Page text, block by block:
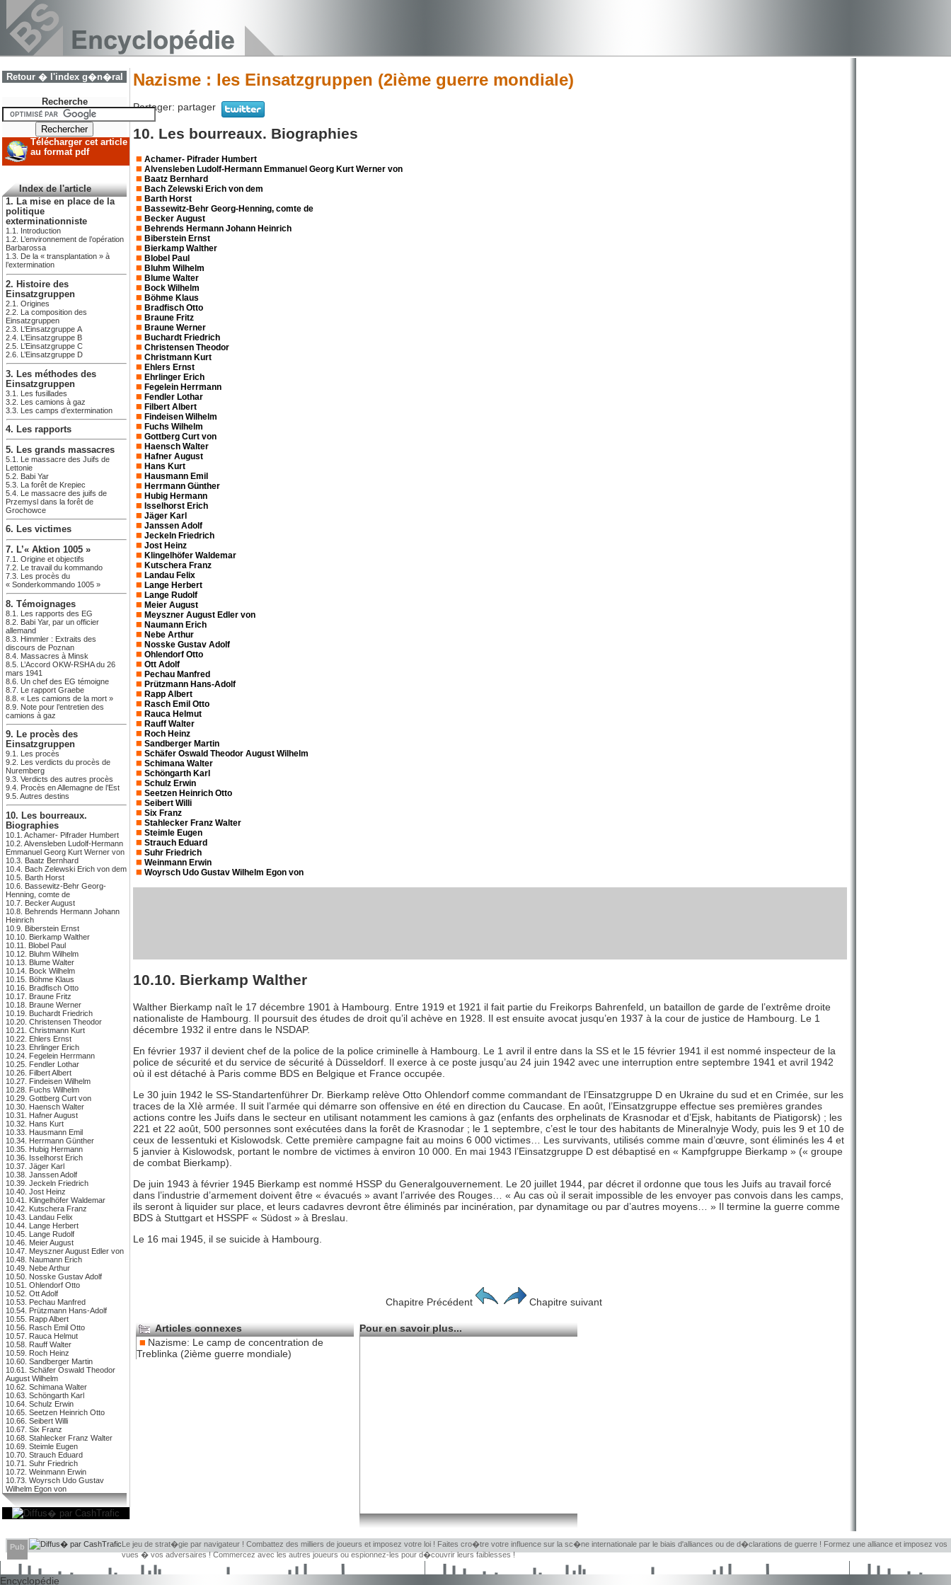
Retour � l'index g�n�ral
Recherche
Télécharger cet article
au format pdf
Index de l'article
1. La mise en place de la
politique
exterminationniste
1.1. Introduction
1.2. L’environnement de l’opération
Barbarossa
1.3. De la « transplantation » à
l’extermination
2. Histoire des
Einsatzgruppen
2.1. Origines
2.2. La composition des
Einsatzgruppen
2.3. L’Einsatzgruppe A
2.4. L’Einsatzgruppe B
2.5. L’Einsatzgruppe C
2.6. L’Einsatzgruppe D
3. Les méthodes des
Einsatzgruppen
3.1. Les fusillades
3.2. Les camions à gaz
3.3. Les camps d’extermination
4. Les rapports
5. Les grands massacres
5.1. Le massacre des Juifs de
Lettonie
5.2. Babi Yar
5.3. La forêt de Krepiec
5.4. Le massacre des juifs de
Przemysl dans la forêt de
Grochowce
6. Les victimes
7. L’« Aktion 1005 »
7.1. Origine et objectifs
7.2. Le travail du kommando
7.3. Les procès du
« Sonderkommando 1005 »
8. Témoignages
8.1. Les rapports des EG
8.2. Babi Yar, par un officier
allemand
8.3. Himmler : Extraits des
discours de Poznan
8.4. Massacres à Minsk
8.5. L’Accord OKW-RSHA du 26
mars 1941
8.6. Un chef des EG témoigne
8.7. Le rapport Graebe
8.8. « Les camions de la mort »
8.9. Note pour l’entretien des
camions à gaz
9. Le procès des
Einsatzgruppen
9.1. Les procès
9.2. Les verdicts du procès de
Nuremberg
9.3. Verdicts des autres procès
9.4. Procès en Allemagne de l’Est
9.5. Autres destins
10. Les bourreaux.
Biographies
10.1. Achamer- Pifrader Humbert
10.2. Alvensleben Ludolf-Hermann
Emmanuel Georg Kurt Werner von
10.3. Baatz Bernhard
10.4. Bach Zelewski Erich von dem
10.5. Barth Horst
10.6. Bassewitz-Behr Georg-
Henning, comte de
10.7. Becker August
10.8. Behrends Hermann Johann
Heinrich
10.9. Biberstein Ernst
10.10. Bierkamp Walther
10.11. Blobel Paul
10.12. Bluhm Wilhelm
10.13. Blume Walter
10.14. Bock Wilhelm
10.15. Böhme Klaus
10.16. Bradfisch Otto
10.17. Braune Fritz
10.18. Braune Werner
10.19. Buchardt Friedrich
10.20. Christensen Theodor
10.21. Christmann Kurt
10.22. Ehlers Ernst
10.23. Ehrlinger Erich
10.24. Fegelein Herrmann
10.25. Fendler Lothar
10.26. Filbert Albert
10.27. Findeisen Wilhelm
10.28. Fuchs Wilhelm
10.29. Gottberg Curt von
10.30. Haensch Walter
10.31. Hafner August
10.32. Hans Kurt
10.33. Hausmann Emil
10.34. Herrmann Günther
10.35. Hubig Hermann
10.36. Isselhorst Erich
10.37. Jäger Karl
10.38. Janssen Adolf
10.39. Jeckeln Friedrich
10.40. Jost Heinz
10.41. Klingelhöfer Waldemar
10.42. Kutschera Franz
10.43. Landau Felix
10.44. Lange Herbert
10.45. Lange Rudolf
10.46. Meier August
10.47. Meyszner August Edler von
10.48. Naumann Erich
10.49. Nebe Arthur
10.50. Nosske Gustav Adolf
10.51. Ohlendorf Otto
10.52. Ott Adolf
10.53. Pechau Manfred
10.54. Prützmann Hans-Adolf
10.55. Rapp Albert
10.56. Rasch Emil Otto
10.57. Rauca Helmut
10.58. Rauff Walter
10.59. Roch Heinz
10.60. Sandberger Martin
10.61. Schäfer Oswald Theodor
August Wilhelm
10.62. Schimana Walter
10.63. Schöngarth Karl
10.64. Schulz Erwin
10.65. Seetzen Heinrich Otto
10.66. Seibert Willi
10.67. Six Franz
10.68. Stahlecker Franz Walter
10.69. Steimle Eugen
10.70. Strauch Eduard
10.71. Suhr Friedrich
10.72. Weinmann Erwin
10.73. Woyrsch Udo Gustav
Wilhelm Egon von
Nazisme : les Einsatzgruppen (2ième guerre mondiale)
Partager: partager
10. Les bourreaux. Biographies
Achamer- Pifrader Humbert
Alvensleben Ludolf-Hermann Emmanuel Georg Kurt Werner von
Baatz Bernhard
Bach Zelewski Erich von dem
Barth Horst
Bassewitz-Behr Georg-Henning, comte de
Becker August
Behrends Hermann Johann Heinrich
Biberstein Ernst
Bierkamp Walther
Blobel Paul
Bluhm Wilhelm
Blume Walter
Bock Wilhelm
Böhme Klaus
Bradfisch Otto
Braune Fritz
Braune Werner
Buchardt Friedrich
Christensen Theodor
Christmann Kurt
Ehlers Ernst
Ehrlinger Erich
Fegelein Herrmann
Fendler Lothar
Filbert Albert
Findeisen Wilhelm
Fuchs Wilhelm
Gottberg Curt von
Haensch Walter
Hafner August
Hans Kurt
Hausmann Emil
Herrmann Günther
Hubig Hermann
Isselhorst Erich
Jäger Karl
Janssen Adolf
Jeckeln Friedrich
Jost Heinz
Klingelhöfer Waldemar
Kutschera Franz
Landau Felix
Lange Herbert
Lange Rudolf
Meier August
Meyszner August Edler von
Naumann Erich
Nebe Arthur
Nosske Gustav Adolf
Ohlendorf Otto
Ott Adolf
Pechau Manfred
Prützmann Hans-Adolf
Rapp Albert
Rasch Emil Otto
Rauca Helmut
Rauff Walter
Roch Heinz
Sandberger Martin
Schäfer Oswald Theodor August Wilhelm
Schimana Walter
Schöngarth Karl
Schulz Erwin
Seetzen Heinrich Otto
Seibert Willi
Six Franz
Stahlecker Franz Walter
Steimle Eugen
Strauch Eduard
Suhr Friedrich
Weinmann Erwin
Woyrsch Udo Gustav Wilhelm Egon von
10.10. Bierkamp Walther
Walther Bierkamp naît le 17 décembre 1901 à Hambourg. Entre 1919 et 1921 il fait partie du Freikorps Bahrenfeld, un bataillon de garde de l’extrême droite
nationaliste de Hambourg. Il poursuit des études de droit qu’il achève en 1928. Il est ensuite avocat jusqu’en 1937 à la cour de justice de Hambourg. Le 1
décembre 1932 il entre dans le NSDAP.
En février 1937 il devient chef de la police de la police criminelle à Hambourg. Le 1 avril il entre dans la SS et le 15 février 1941 il est nommé inspecteur de la
police de sécurité et du service de sécurité à Düsseldorf. Il exerce à ce poste jusqu’au 24 juin 1942 avec une interruption entre septembre 1941 et avril 1942
où il est détaché à Paris comme BDS en Belgique et France occupée.
Le 30 juin 1942 le SS-Standartenführer Dr. Bierkamp relève Otto Ohlendorf comme commandant de l’Einsatzgruppe D en Ukraine du sud et en Crimée, sur les
traces de la XIè armée. Il suit l’armée qui démarre son offensive en été en direction du Caucase. En août, l’Einsatzgruppe effectue ses premières grandes
actions contre les Juifs dans le secteur en utilisant notamment les camions à gaz (enfants des orphelinats de Krasnodar et d’Ejsk, habitants de Piatigorsk) ; les
221 et 22 août, 500 personnes sont exécutées dans la forêt de Krasnodar ; le 1 septembre, c’est le tour des habitants de Mineralnyje Wody, puis les 9 et 10 de
ceux de Iessentuki et Kislowodsk. Cette première campagne fait au moins 6 000 victimes… Les survivants, utilisés comme main d’œuvre, sont éliminés les 4 et
5 janvier à Kislowodsk, portant le nombre de victimes à environ 10 000. En mai 1943 l’Einsatzgruppe D est débaptisé en « Kampfgruppe Bierkamp » (« groupe
de combat Bierkamp).
De juin 1943 à février 1945 Bierkamp est nommé HSSP du Generalgouvernement. Le 20 juillet 1944, par décret il ordonne que tous les Juifs au travail forcé
dans l’industrie d’armement doivent être « évacués » avant l’arrivée des Rouges… « Au cas où il serait impossible de les envoyer pas convois dans les camps,
ils seront à liquider sur place, et leurs cadavres devront être éliminés par incinération, par dynamitage ou par d’autres moyens… » Il termine la guerre comme
BDS à Stuttgart et HSSPF « Südost » à Breslau.
Le 16 mai 1945, il se suicide à Hambourg.
Chapitre Précédent Chapitre suivant
Articles connexes
Nazisme: Le camp de concentration de
Treblinka (2ième guerre mondiale)
Pour en savoir plus...
Pub
Le jeu de strat�gie par navigateur ! Combattez des milliers de joueurs et imposez votre loi ! Faites cro�tre votre influence sur la sc�ne internationale par le biais d'alliances ou de d�clarations de guerre ! Formez une alliance et imposez vos
vues � vos adversaires ! Commercez avec les autres joueurs ou espionnez-les pour d�couvrir leurs faiblesses !
Encyclopédie